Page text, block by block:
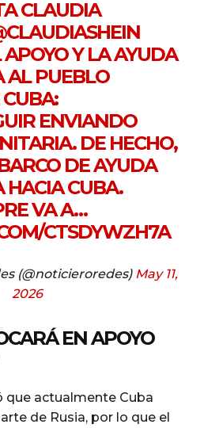
CLAUDIA
Y LA AYUDA
AL PUEBLO
ENVIANDO
DE HECHO,
DE AYUDA
HACIA CUBA.
VA A…
CTSDYWZH7A
(@noticieroredes) May 11,
2026
EN APOYO
que actualmente Cuba
de Rusia, por lo que el